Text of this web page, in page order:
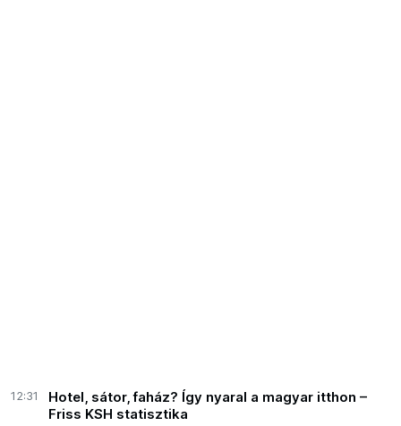
12:31
Hotel, sátor, faház? Így nyaral a magyar itthon –
Friss KSH statisztika